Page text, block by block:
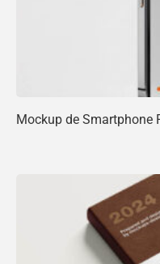
Mockup de Smartphone